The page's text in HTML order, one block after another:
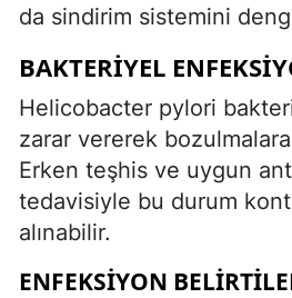
da sindirim sistemini
BAKTERIYEL
Helicobacter pylori
zarar vererek
Erken teşhis ve uygun
tedavisiyle bu durum
alınabilir.
ENFEKSIYON